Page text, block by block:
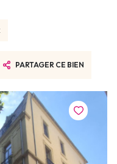
PARTAGER CE BIEN